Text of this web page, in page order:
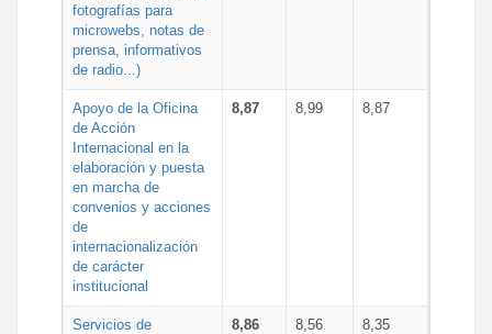
fotografías para
microwebs, notas de
prensa, informativos
de radio...)
Apoyo de la Oficina
de Acción
Internacional en la
elaboración y puesta
en marcha de
convenios y acciones
de
internacionalización
de carácter
institucional
8,87 8,99 8,87
Servicios de
8,86 8,56 8,35